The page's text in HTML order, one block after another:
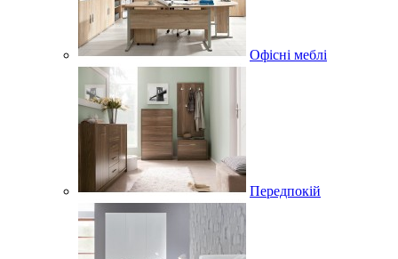
Офісні меблі
Передпокій